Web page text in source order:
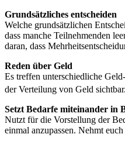
Grundsätzliches entscheiden
Welche grundsätzlichen
dass manche Teilnehmenden
daran, dass
Reden über Geld
Es treffen unterschiedliche
der Verteilung von Geld
Setzt Bedarfe miteinander in
Nutzt für die Vorstellung der
einmal anzupassen. Nehmt